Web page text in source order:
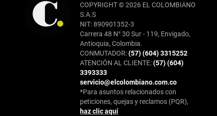
COPYRIGHT © 2026 EL COLOMBIANO
S.A.S
NIT: 890901352-3
Carrera 48 N° 30 Sur - 119, Envigado,
Antioquia, Colombia.
CONMUTADOR:(57) (604) 3315252
ATENCIÓN AL CLIENTE:(57) (604)
3393333
servicio@elcolombiano.com.co
*Para asuntos relacionados con
peticiones, quejas y reclamos (PQR),
haz clic aquí